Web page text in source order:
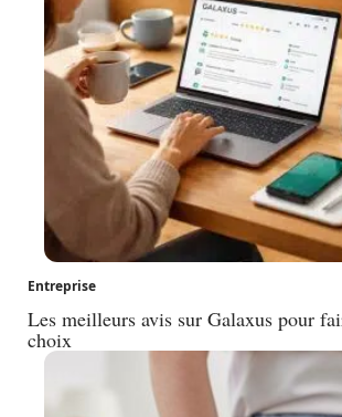
Entreprise
Les meilleurs avis sur Galaxus pour
choix